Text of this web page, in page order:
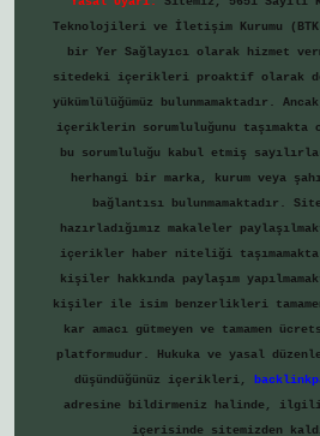
Teknolojileri ve İletişim Kurumu
bir Yer Sağlayıcı olarak hizmet
sitedeki içerikleri proaktif olarak
yükümlülüğümüz bulunmamaktadır.
içeriklerin sorumluluğunu
bu sorumluluğu kabul etmiş
herhangi bir marka, kurum veya
bağlantısı bulunmamaktadır.
hazırladığımız makaleler
içerikler haber niteliği taşımamakta
kişiler hakkında paylaşım
kişiler ile isim benzerlikleri
kar amacı gütmeyen ve tamamen
platformudur. Hukuka ve yasal
düşündüğünüz içerikleri,
adresine bildirmeniz halinde,
içerisinde sitemizden